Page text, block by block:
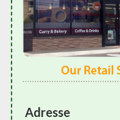
Adresse